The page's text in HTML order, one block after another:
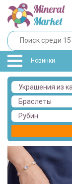
Новинки